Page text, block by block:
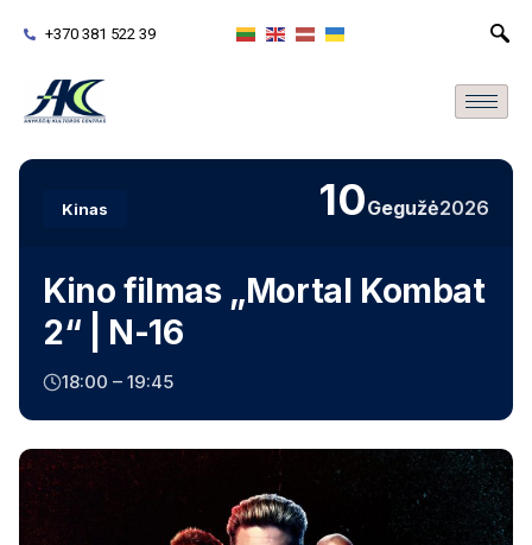
+370 381 522 39
Kinas 10Gegužė2026
Kino filmas „Mortal Kombat
2“ | N-16
18:00 – 19:45